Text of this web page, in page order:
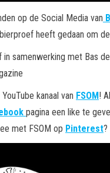
op de Social Media van
heeft gedaan om
samenwerking met Bas
kanaal van FSOM!
pagina een like te
met FSOM op Pinterest?